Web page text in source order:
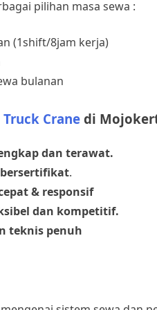
pilihan masa sewa :
(1shift/8jam kerja)
bulanan
Truck Crane di
dan terawat.
.
& responsif
dan kompetitif.
teknis penuh